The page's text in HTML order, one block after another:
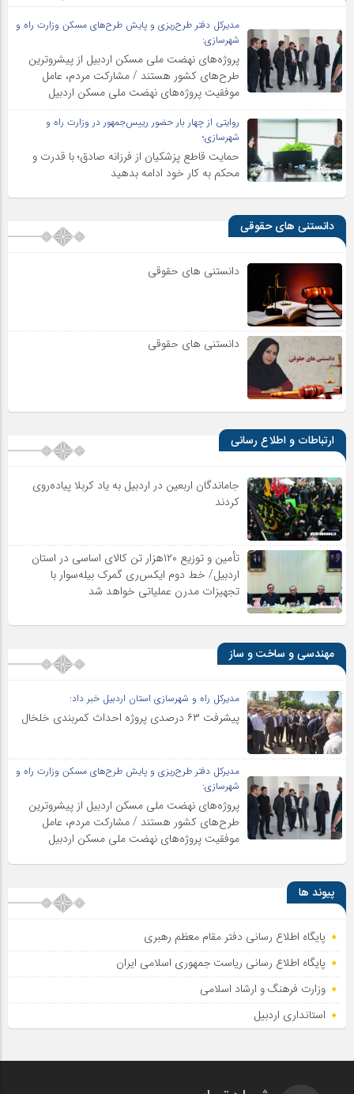
مدیرکل دفتر طرح‌ریزی و پایش طرح‌های مسکن وزارت راه و
شهرسازی:
پروژه‌های نهضت ملی مسکن اردبیل از پیشروترین
طرح‌های کشور هستند / مشارکت مردم، عامل
موفقیت پروژه‌های نهضت ملی مسکن اردبیل
روایتی از چهار بار حضور رییس‌جمهور در وزارت راه و
شهرسازی؛
حمایت قاطع پزشکیان از فرزانه صادق؛ با قدرت و
محکم به کار خود ادامه بدهید
دانستنی های حقوقی
دانستنی های حقوقی
دانستنی های حقوقی
ارتباطات و اطلاع رسانی
جاماندگان اربعین در اردبیل به یاد کربلا پیاده‌روی
کردند
تأمین و توزیع ۱۲۰هزار تن کالای اساسی در استان
اردبیل/ خط دوم ایکس‌ری گمرک بیله‌سوار با
تجهیزات مدرن عملیاتی خواهد شد
مهندسی و ساخت و ساز
مدیرکل راه و شهرسازی استان اردبیل خبر داد:
پیشرفت ۶۳ درصدی پروژه احداث کمربندی خلخال
مدیرکل دفتر طرح‌ریزی و پایش طرح‌های مسکن وزارت راه و
شهرسازی:
پروژه‌های نهضت ملی مسکن اردبیل از پیشروترین
طرح‌های کشور هستند / مشارکت مردم، عامل
موفقیت پروژه‌های نهضت ملی مسکن اردبیل
پیوند ها
پایگاه اطلاع رسانی دفتر مقام معظم رهبری
پایگاه اطلاع‌ رسانی ریاست‌ جمهوری اسلامی ایران
وزارت فرهنگ و ارشاد اسلامی
استانداری اردبیل